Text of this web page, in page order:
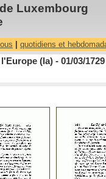
Luxembourg
quotidiens et
(la) - 01/03/1729